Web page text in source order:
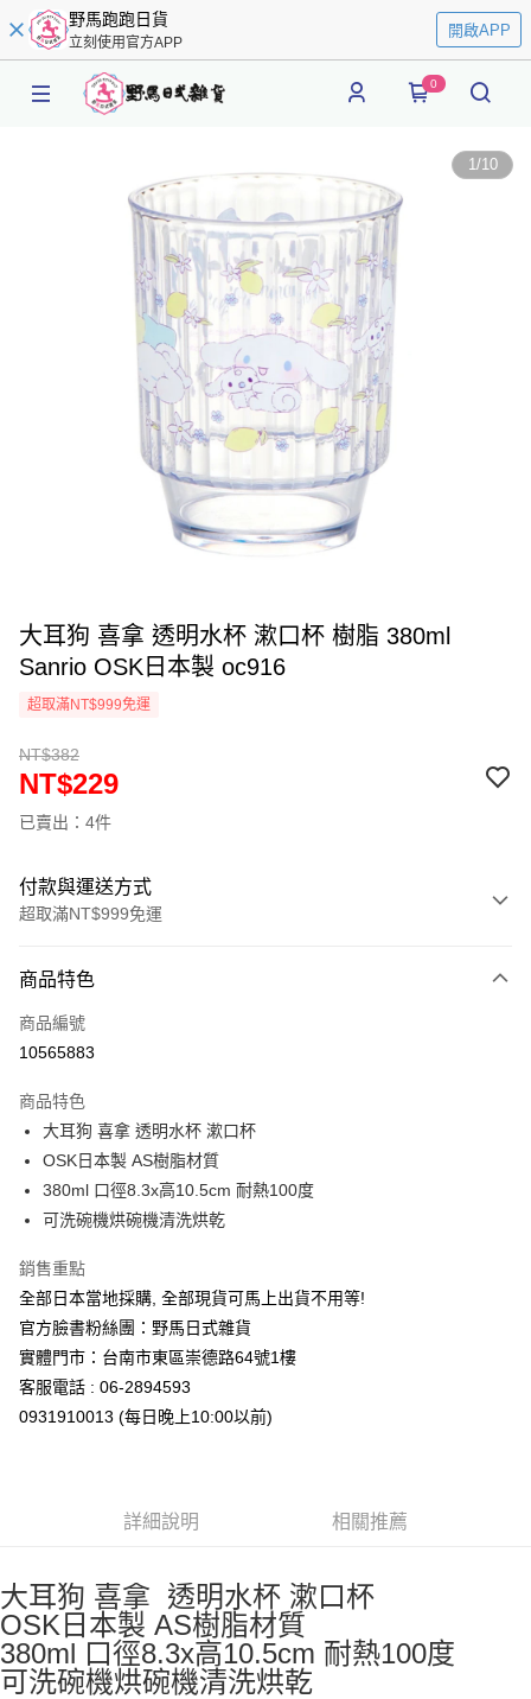
野馬跑跑日貨
立刻使用官方APP
開啟APP
0
1/10
大耳狗 喜拿 透明水杯 漱口杯 樹脂 380ml
Sanrio OSK日本製 oc916
超取滿NT$999免運
NT$382
NT$229
已賣出：4件
付款與運送方式
超取滿NT$999免運
信用卡一次付款
信用卡分期付款
合作金庫商業銀行
華南商業銀行
上海商業儲蓄銀行
國泰世華商業銀行
兆豐國際商業銀行
臺灣中小企業銀行
聯邦商業銀行
元大商業銀行
永豐商業銀行
玉山商業銀行
台新國際商業銀行
台灣樂天信用卡公司
超商取貨付款
LINE Pay
Apple Pay
悠遊付
Google Pay
ATM付款
每筆NT$65，滿NT$999(含以上)免運費
每筆NT$65，滿NT$999(含以上)免運費
7-11取貨付款
每筆NT$65，滿NT$999(含以上)免運費
商品特色
商品編號
10565883
商品特色
大耳狗 喜拿 透明水杯 漱口杯
OSK日本製 AS樹脂材質
380ml 口徑8.3x高10.5cm 耐熱100度
可洗碗機烘碗機清洗烘乾
銷售重點
全部日本當地採購, 全部現貨可馬上出貨不用等!
官方臉書粉絲團：野馬日式雜貨
實體門市：台南市東區崇德路64號1樓
客服電話 : 06-2894593
0931910013 (每日晚上10:00以前)
詳細說明 相關推薦
大耳狗 喜拿 透明水杯 漱口杯
OSK日本製 AS樹脂材質
380ml 口徑8.3x高10.5cm 耐熱100度
可洗碗機烘碗機清洗烘乾